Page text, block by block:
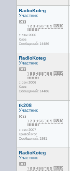
RadioKoteg
Участник
с сен 2006
Киев
Сообщений: 14486
RadioKoteg
Участник
с сен 2006
Киев
Сообщений: 14486
tk208
Участник
с сен 2007
Кривой Рог
Сообщений: 1981
RadioKoteg
Участник